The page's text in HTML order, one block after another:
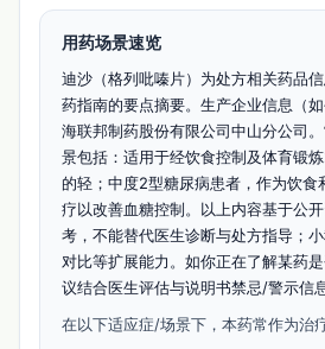
用药场景速览
迪沙（格列吡嗪片）为处方相关药品
药指南的要点摘要。生产企业信息（
海联邦制药股份有限公司中山分公司
景包括：适用于经饮食控制及体育锻
的轻；中度2型糖尿病患者，作为饮食
疗以改善血糖控制。以上内容基于公
考，不能替代医生诊断与处方指导；
对比等扩展能力。如你正在了解某药
议结合医生评估与说明书禁忌/警示信
在以下适应症/场景下，本药常作为治